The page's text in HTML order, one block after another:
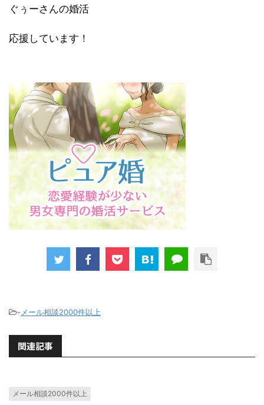
ぐぅーさんの婚活
応援しています！
- メール相談2000件以上
関連記事
メール相談2000件以上